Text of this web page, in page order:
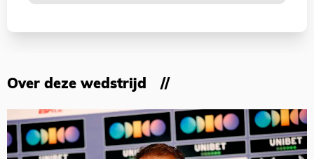
Over deze wedstrijd